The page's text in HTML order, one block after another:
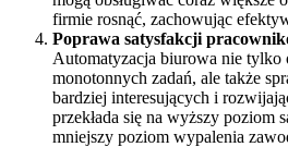
firmie rosnąć, zachowując
Poprawa satysfakcji
Automatyzacja biurowa nie tylko
monotonnych zadań, ale także
bardziej interesujących i
przekłada się na wyższy poziom
mniejszy poziom wypalenia